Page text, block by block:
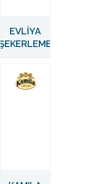
EVLİYA
ŞEKERLEME